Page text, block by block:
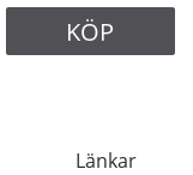
KÖP
Länkar